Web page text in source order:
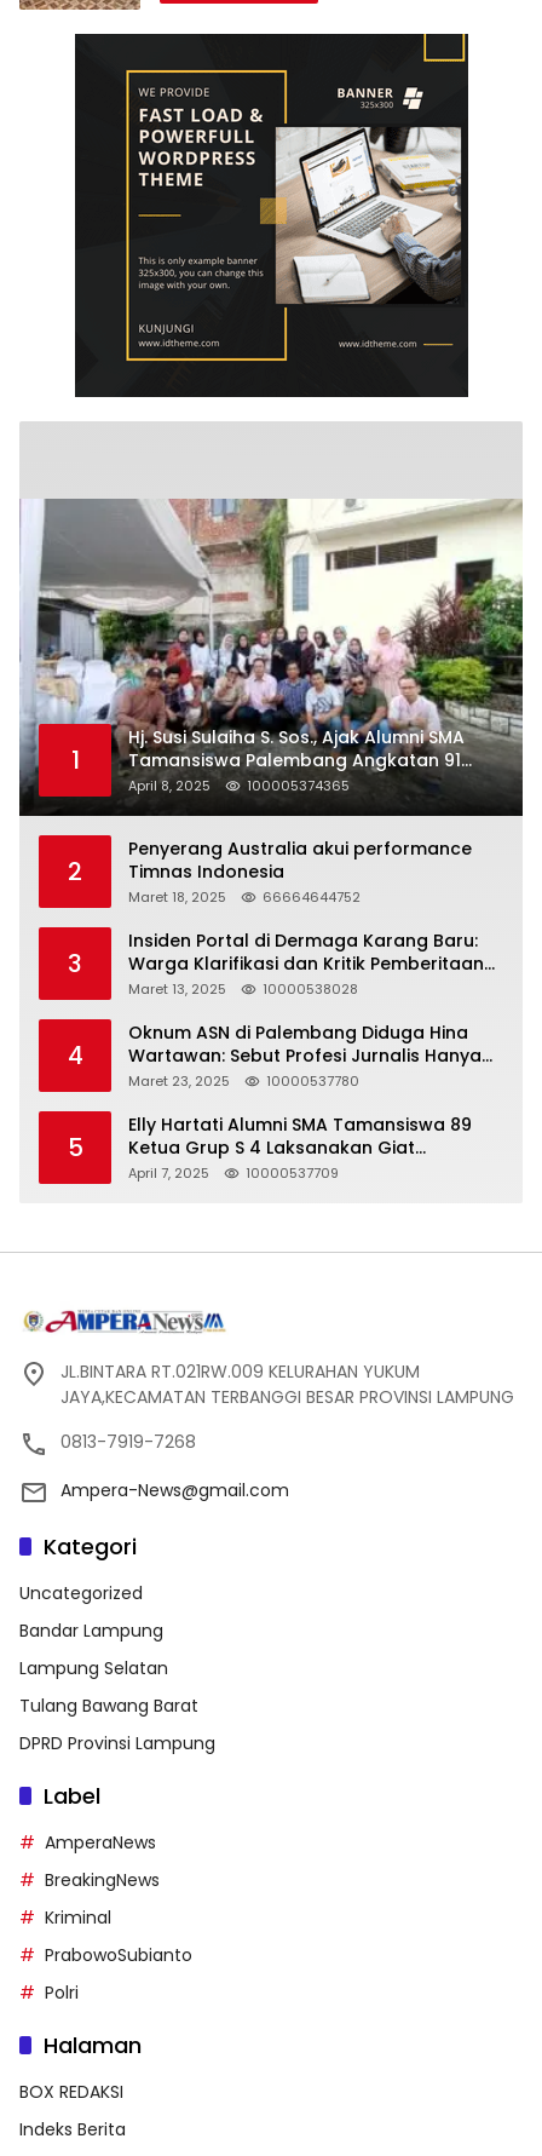
1
Hj. Susi Sulaiha S. Sos., Ajak Alumni SMA
Tamansiswa Palembang Angkatan 91
Halal Bihalal
April 8, 2025 100005374365
2
Penyerang Australia akui performance
Timnas Indonesia
Maret 18, 2025 66664644752
3
Insiden Portal di Dermaga Karang Baru:
Warga Klarifikasi dan Kritik Pemberitaan
yang Tidak Akurat
Maret 13, 2025 10000538028
4
Oknum ASN di Palembang Diduga Hina
Wartawan: Sebut Profesi Jurnalis Hanya
Seharga 2 Liter Bensin, Berujung Dugaan
Maret 23, 2025 10000537780
5
Elly Hartati Alumni SMA Tamansiswa 89
Ketua Grup S 4 Laksanakan Giat
Silaturahmi
April 7, 2025 10000537709
JL.BINTARA RT.021RW.009 KELURAHAN YUKUM
JAYA,KECAMATAN TERBANGGI BESAR PROVINSI LAMPUNG
0813-7919-7268
Ampera-News@gmail.com
Kategori
Uncategorized
Bandar Lampung
Lampung Selatan
Tulang Bawang Barat
DPRD Provinsi Lampung
Label
AmperaNews
BreakingNews
Kriminal
PrabowoSubianto
Polri
Halaman
BOX REDAKSI
Indeks Berita